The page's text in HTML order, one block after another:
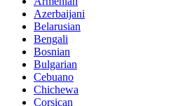
Azerbaijani
Belarusian
Bengali
Bosnian
Bulgarian
Cebuano
Chichewa
Corsican